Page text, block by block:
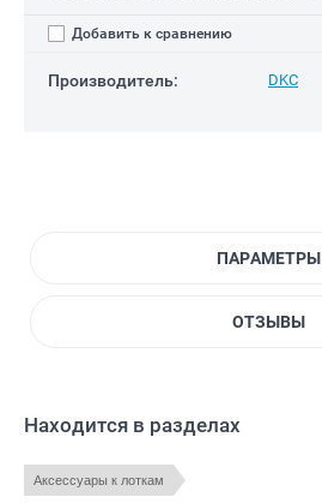
Добавить к сравнению
Производитель: DKC
ПАРАМЕТРЫ
ОТЗЫВЫ
Находится в разделах
Аксессуары к лоткам